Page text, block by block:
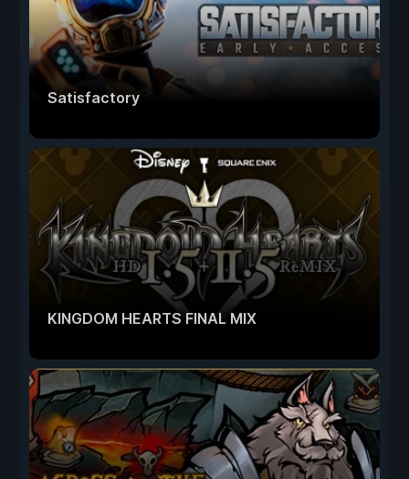
Satisfactory
KINGDOM HEARTS FINAL MIX